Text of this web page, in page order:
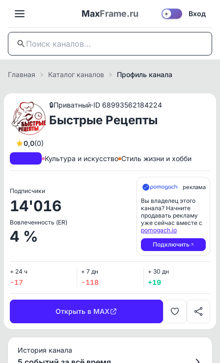
MaxFrame.ru ☀️ Вход
Главная Каталог каналов Профиль канала
0,0(0)
🔒Приватный·ID 68993562184224
Быстрые Рецепты
Культура и искусство Стиль жизни и хобби
Подписчики
14'016
Вовлеченность (ER)
4 %
реклама
Вы владелец этого
канала? Начните
продавать рекламу
уже сейчас вместе с
pomogach.io
Подключить
+ 24 ч
-17
+ 7 дн
-118
+ 30 дн
+19
Открыть в MAX
История канала